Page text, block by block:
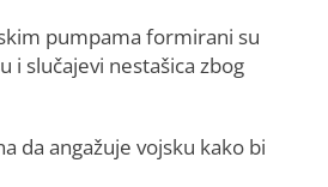
pumpama formirani su
i slučajevi nestašica zbog
da angažuje vojsku kako bi